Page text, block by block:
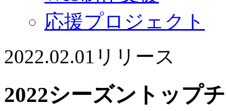
応援プロジェクト
2022.02.01 リリース
2022シーズントップ